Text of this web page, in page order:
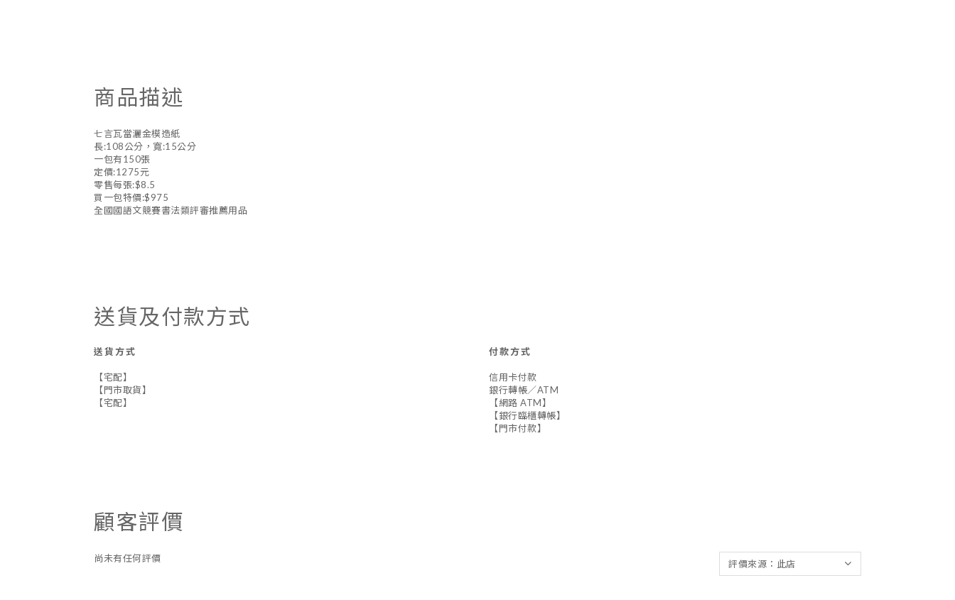
商品描述
七言瓦當灑金模造紙
長:108公分，寬:15公分
一包有150張
定價:1275元
零售每張:$8.5
買一包特價:$975
全國國語文競賽書法類評審推薦用品
送貨及付款方式
送貨方式
【宅配】
【門市取貨】
【宅配】
付款方式
信用卡付款
銀行轉帳／ATM
【網路 ATM】
【銀行臨櫃轉帳】
【門市付款】
顧客評價
尚未有任何評價